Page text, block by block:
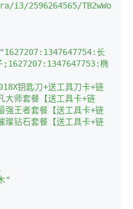
"1627207:1347647754:长
;1627207:1347647753:椭
钥匙刀+送工具刀卡+链
师套餐【送工具卡+链
王者套餐【送工具卡+链
钻石套餐【送工具卡+链
"